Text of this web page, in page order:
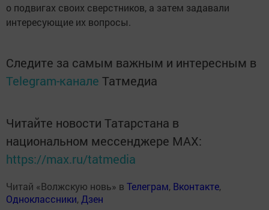
о подвигах своих сверстников, а затем задавали
интересующие их вопросы.
Следите за самым важным и интересным в
Telegram-канале Татмедиа
Читайте новости Татарстана в
национальном мессенджере MАХ:
https://max.ru/tatmedia
Читай «Волжскую новь» в Телеграм, Вконтакте,
Одноклассники, Дзен